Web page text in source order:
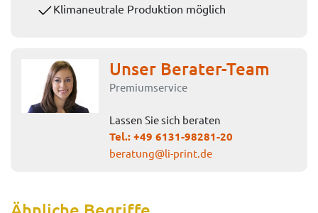
Klimaneutrale Produktion möglich
Unser Berater-Team
Premiumservice
Lassen Sie sich beraten
Tel.:+49 6131-98281-20
beratung@li-print.de